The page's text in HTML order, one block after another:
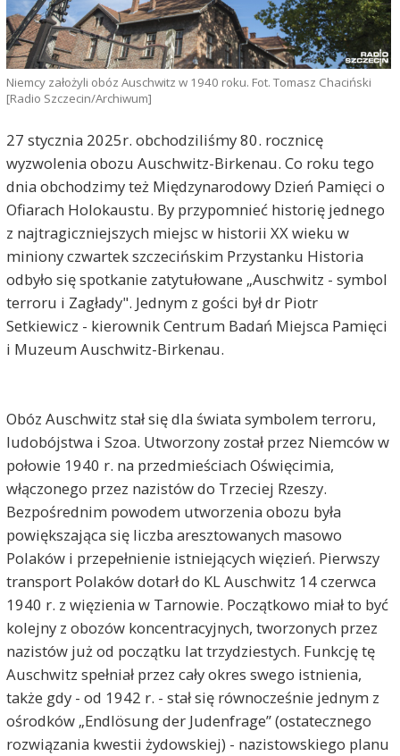
Niemcy założyli obóz Auschwitz w 1940 roku. Fot. Tomasz Chaciński
[Radio Szczecin/Archiwum]
27 stycznia 2025r. obchodziliśmy 80. rocznicę
wyzwolenia obozu Auschwitz-Birkenau. Co roku tego
dnia obchodzimy też Międzynarodowy Dzień Pamięci o
Ofiarach Holokaustu. By przypomnieć historię jednego
z najtragiczniejszych miejsc w historii XX wieku w
miniony czwartek szczecińskim Przystanku Historia
odbyło się spotkanie zatytułowane „Auschwitz - symbol
terroru i Zagłady". Jednym z gości był dr Piotr
Setkiewicz - kierownik Centrum Badań Miejsca Pamięci
i Muzeum Auschwitz-Birkenau.
Obóz Auschwitz stał się dla świata symbolem terroru,
ludobójstwa i Szoa. Utworzony został przez Niemców w
połowie 1940 r. na przedmieściach Oświęcimia,
włączonego przez nazistów do Trzeciej Rzeszy.
Bezpośrednim powodem utworzenia obozu była
powiększająca się liczba aresztowanych masowo
Polaków i przepełnienie istniejących więzień. Pierwszy
transport Polaków dotarł do KL Auschwitz 14 czerwca
1940 r. z więzienia w Tarnowie. Początkowo miał to być
kolejny z obozów koncentracyjnych, tworzonych przez
nazistów już od początku lat trzydziestych. Funkcję tę
Auschwitz spełniał przez cały okres swego istnienia,
także gdy - od 1942 r. - stał się równocześnie jednym z
ośrodków „Endlösung der Judenfrage” (ostatecznego
rozwiązania kwestii żydowskiej) - nazistowskiego planu